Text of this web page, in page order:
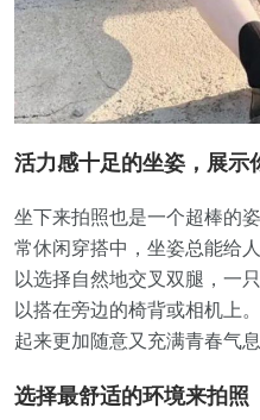
活力感十足的坐姿，展示
坐下来拍照也是一个超棒的
常休闲穿搭中，坐姿总能给
以选择自然地交叉双腿，一
以搭在旁边的椅背或相机上
起来更加随意又充满青春气息
选择最舒适的环境来拍照